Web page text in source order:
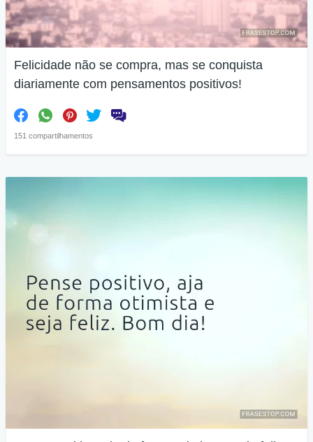
Felicidade não se compra, mas se conquista
diariamente com pensamentos positivos!
151 compartilhamentos